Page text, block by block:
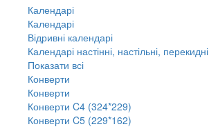
Календарі
Календарі
Відривні календарі
Календарі настінні, настільні, перекидні
Показати всі
Конверти
Конверти
Конверти C4 (324*229)
Конверти C5 (229*162)